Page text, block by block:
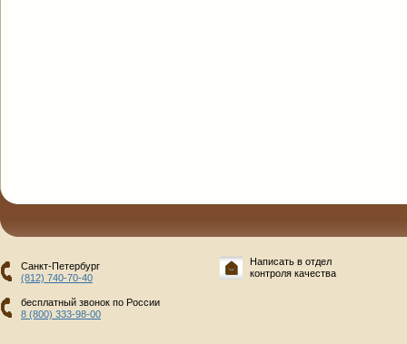
Санкт-Петербург
(812) 740-70-40
бесплатный звонок по России
8 (800) 333-98-00
Написать в отдел
контроля качества